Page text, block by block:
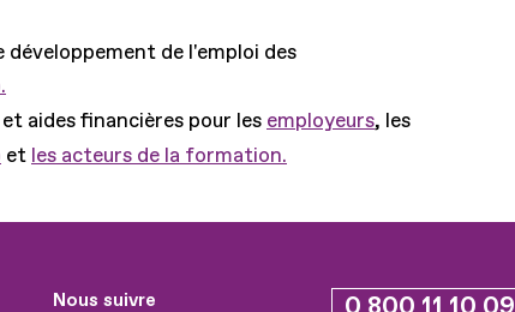
de l'emploi des
aides financières pour les employeurs, les
et les acteurs de la formation.
Nous suivre